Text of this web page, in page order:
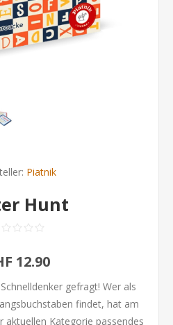
Piatnik
Hunt
12.90
gefragt! Wer als
findet, hat am
aktuellen Kategorie passendes